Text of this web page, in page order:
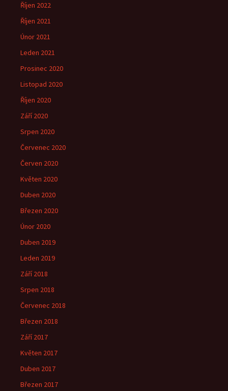
Říjen 2022
Říjen 2021
Únor 2021
Leden 2021
Prosinec 2020
Listopad 2020
Říjen 2020
Září 2020
Srpen 2020
Červenec 2020
Červen 2020
Květen 2020
Duben 2020
Březen 2020
Únor 2020
Duben 2019
Leden 2019
Září 2018
Srpen 2018
Červenec 2018
Březen 2018
Září 2017
Květen 2017
Duben 2017
Březen 2017